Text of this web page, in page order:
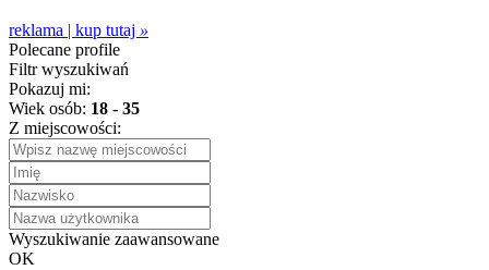
reklama | kup tutaj »
Polecane profile
Filtr wyszukiwań
Pokazuj mi:
Wiek osób: 18 - 35
Z miejscowości:
Wyszukiwanie zaawansowane
OK